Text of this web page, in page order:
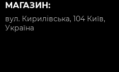
МАГАЗИН:
вул. Кирилівська, 104 Київ,
Україна